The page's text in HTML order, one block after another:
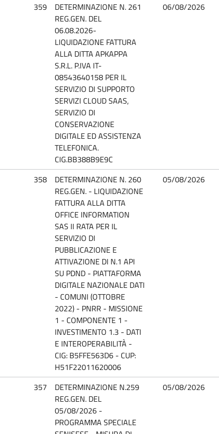
359
DETERMINAZIONE N. 261
REG.GEN. DEL
06.08.2026-
LIQUIDAZIONE FATTURA
ALLA DITTA APKAPPA
S.R.L. P.IVA IT-
08543640158 PER IL
SERVIZIO DI SUPPORTO
SERVIZI CLOUD SAAS,
SERVIZIO DI
CONSERVAZIONE
DIGITALE ED ASSISTENZA
TELEFONICA.
CIG.BB388B9E9C
06/08/2026
358
DETERMINAZIONE N. 260
REG.GEN. - LIQUIDAZIONE
FATTURA ALLA DITTA
OFFICE INFORMATION
SAS II RATA PER IL
SERVIZIO DI
PUBBLICAZIONE E
ATTIVAZIONE DI N.1 API
SU PDND - PIATTAFORMA
DIGITALE NAZIONALE DATI
- COMUNI (OTTOBRE
2022) - PNRR - MISSIONE
1 - COMPONENTE 1 -
INVESTIMENTO 1.3 - DATI
E INTEROPERABILITÀ -
CIG: B5FFE563D6 - CUP:
H51F22011620006
05/08/2026
357
DETERMINAZIONE N.259
REG.GEN. DEL
05/08/2026 -
PROGRAMMA SPECIALE
05/08/2026